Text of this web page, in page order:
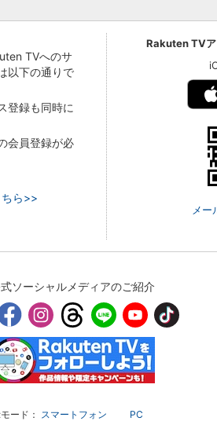
TVへのサ
以下の通りで
登録も同時に
会員登録が必
ら>>
Rakuten TVア
メー
ソーシャルメディアのご紹介
ード： スマートフォン PC